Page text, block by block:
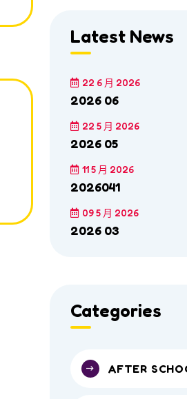
Latest News
22 6 月 2026
2026 06
22 5 月 2026
2026 05
11 5 月 2026
2026041
09 5 月 2026
2026 03
Categories
AFTER